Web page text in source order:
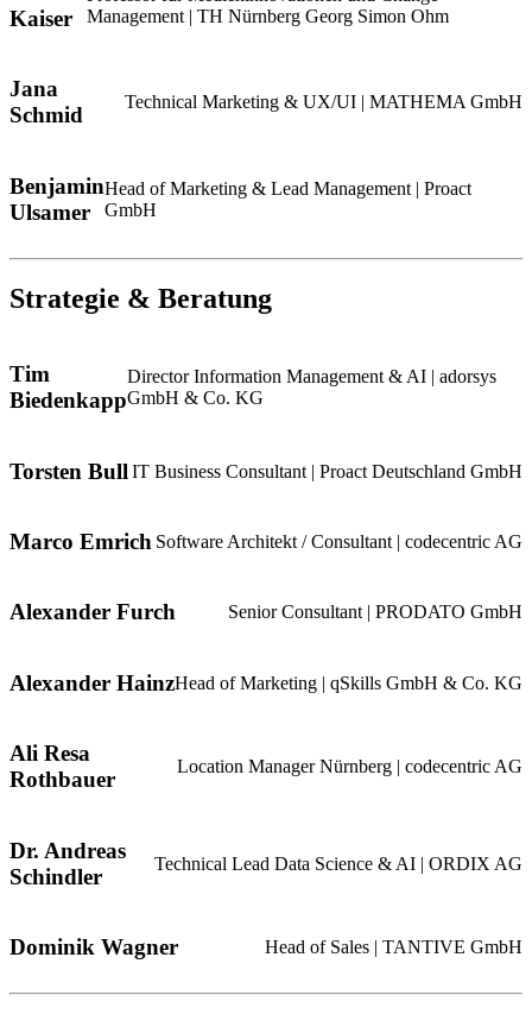
Kaiser
Management | TH Nürnberg Georg Simon Ohm
Jana
Schmid
Technical Marketing & UX/UI | MATHEMA GmbH
Benjamin
Ulsamer
Head of Marketing & Lead Management | Proact
GmbH
Strategie & Beratung
Tim
Biedenkapp
Director Information Management & AI | adorsys
GmbH & Co. KG
Torsten Bull IT Business Consultant | Proact Deutschland GmbH
Marco Emrich Software Architekt / Consultant | codecentric AG
Alexander Furch Senior Consultant | PRODATO GmbH
Alexander HainzHead of Marketing | qSkills GmbH & Co. KG
Ali Resa
Rothbauer
Location Manager Nürnberg | codecentric AG
Dr. Andreas
Schindler
Technical Lead Data Science & AI | ORDIX AG
Dominik Wagner Head of Sales | TANTIVE GmbH